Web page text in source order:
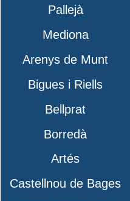
Pallejà
Mediona
Arenys de Munt
Bigues i Riells
Bellprat
Borredà
Artés
Castellnou de Bages